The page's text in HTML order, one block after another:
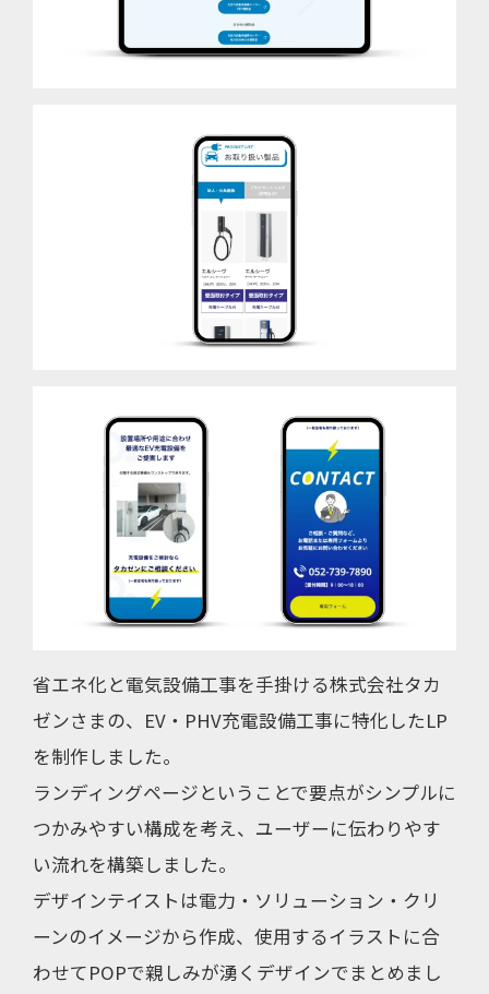
省エネ化と電気設備工事を手掛ける株式会社タカ
ゼンさまの、EV・PHV充電設備工事に特化したLP
を制作しました。
ランディングページということで要点がシンプルに
つかみやすい構成を考え、ユーザーに伝わりやす
い流れを構築しました。
デザインテイストは電力・ソリューション・クリ
ーンのイメージから作成、使用するイラストに合
わせてPOPで親しみが湧くデザインでまとめまし